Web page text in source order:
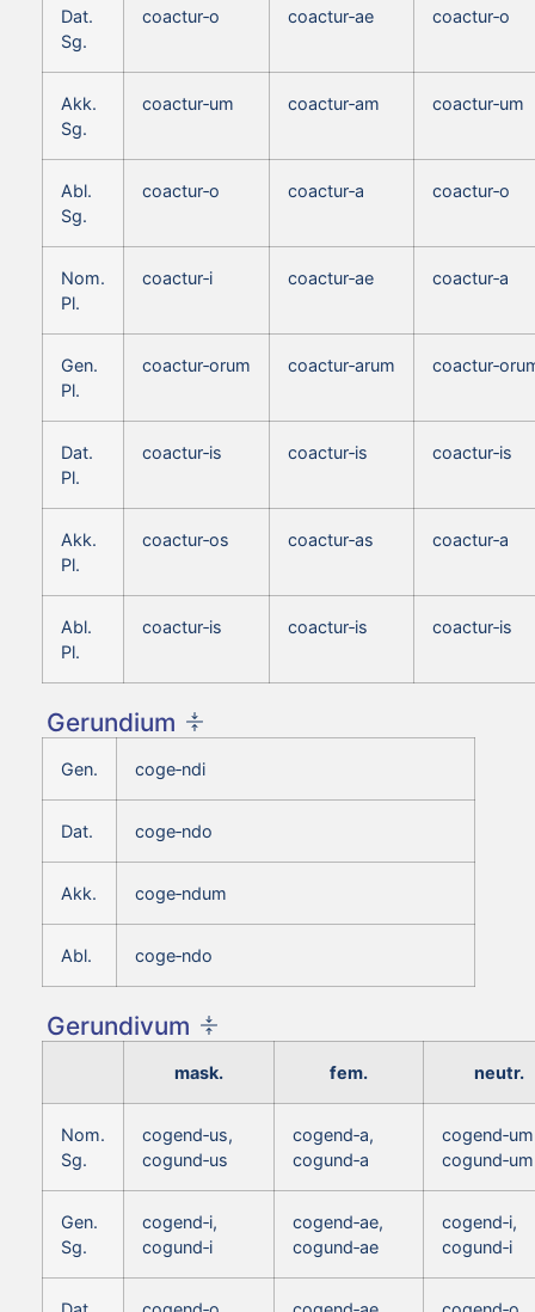
Dat.
Sg.
coactur‑o coactur‑ae coactur‑o
Akk.
Sg.
coactur‑um coactur‑am coactur‑um
Abl.
Sg.
coactur‑o coactur‑a coactur‑o
Nom.
Pl.
coactur‑i coactur‑ae coactur‑a
Gen.
Pl.
coactur‑orum coactur‑arum
Dat.
Pl.
coactur‑is coactur‑is coactur‑is
Akk.
Pl.
coactur‑os coactur‑as coactur‑a
Abl.
Pl.
coactur‑is coactur‑is coactur‑is
Gerundium
Gen. coge‑ndi
Dat. coge‑ndo
Akk. coge‑ndum
Abl. coge‑ndo
Gerundivum
mask. fem. neutr.
Nom.
Sg.
cogend‑us,
cogund‑us
cogend‑a,
cogund‑a
cogund‑um
Gen.
Sg.
cogend‑i,
cogund‑i
cogend‑ae,
cogund‑ae
cogend‑i,
cogund‑i